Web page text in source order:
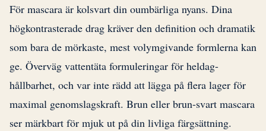
För mascara är kolsvart din oumbärliga nyans. Dina
högkontrasterade drag kräver den definition och dramatik
som bara de mörkaste, mest volymgivande formlerna kan
ge. Överväg vattentäta formuleringar för heldag-
hållbarhet, och var inte rädd att lägga på flera lager för
maximal genomslagskraft. Brun eller brun-svart mascara
ser märkbart för mjuk ut på din livliga färgsättning.